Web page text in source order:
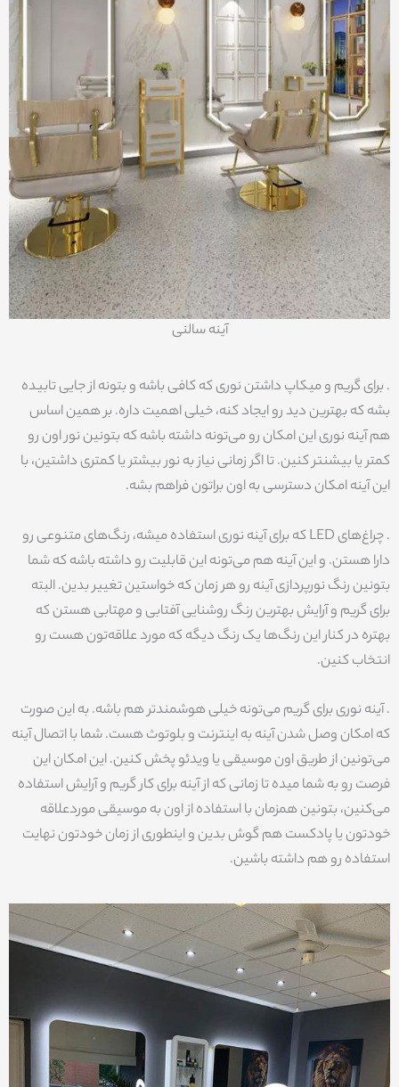
آینه سالنی
. برای گریم و میکاپ داشتن نوری که کافی باشه و بتونه از جایی تابیده
بشه که بهترین دید رو ایجاد کنه، خیلی اهمیت داره. بر همین اساس
هم آینه نوری این امکان رو می‌تونه داشته باشه که بتونین نور اون رو
کمتر یا بیشنتر کنین. تا اگر زمانی نیاز به نور بیشتر یا کمتری داشتین، با
این آینه امکان دسترسی به اون براتون فراهم بشه.
. چراغ‌های LED که برای آینه نوری استفاده میشه، رنگ‌های متنوعی رو
دارا هستن. و این آینه هم می‌تونه این قابلیت رو داشته باشه که شما
بتونین رنگ نورپردازی آینه رو هر زمان که خواستین تغییر بدین. البته
برای گریم و آرایش بهترین رنگ روشنایی آفتابی و مهتابی هستن که
بهتره در کنار این رنگ‌ها یک رنگ دیگه که مورد علاقه‌تون هست رو
انتخاب کنین.
. آینه نوری برای گریم می‌تونه خیلی هوشمندتر هم باشه. به این صورت
که امکان وصل شدن آینه به اینترنت و بلوتوث هست. شما با اتصال آینه
می‌تونین از طریق اون موسیقی یا ویدئو پخش کنین. این امکان این
فرصت رو به شما میده تا زمانی که از آینه برای کار گریم و آرایش استفاده
می‌کنین، بتونین همزمان با استفاده از اون به موسیقی موردعلاقه
خودتون یا پادکست هم گوش بدین و اینطوری از زمان خودتون نهایت
استفاده رو هم داشته باشین.